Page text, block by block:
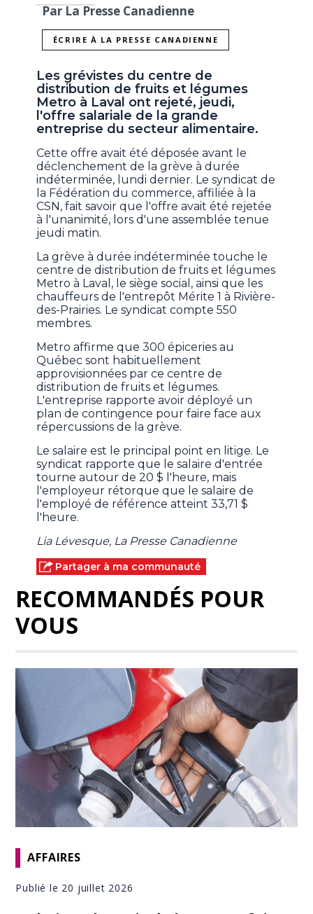
Par La Presse Canadienne
ÉCRIRE À LA PRESSE CANADIENNE
Les grévistes du centre de
distribution de fruits et légumes
Metro à Laval ont rejeté, jeudi,
l'offre salariale de la grande
entreprise du secteur alimentaire.
Cette offre avait été déposée avant le
déclenchement de la grève à durée
indéterminée, lundi dernier. Le syndicat de
la Fédération du commerce, affiliée à la
CSN, fait savoir que l'offre avait été rejetée
à l'unanimité, lors d'une assemblée tenue
jeudi matin.
La grève à durée indéterminée touche le
centre de distribution de fruits et légumes
Metro à Laval, le siège social, ainsi que les
chauffeurs de l'entrepôt Mérite 1 à Rivière-
des-Prairies. Le syndicat compte 550
membres.
Metro affirme que 300 épiceries au
Québec sont habituellement
approvisionnées par ce centre de
distribution de fruits et légumes.
L'entreprise rapporte avoir déployé un
plan de contingence pour faire face aux
répercussions de la grève.
Le salaire est le principal point en litige. Le
syndicat rapporte que le salaire d'entrée
tourne autour de 20 $ l'heure, mais
l'employeur rétorque que le salaire de
l'employé de référence atteint 33,71 $
l'heure.
Lia Lévesque, La Presse Canadienne
Partager à ma communauté
RECOMMANDÉS POUR
VOUS
AFFAIRES
Publié le 20 juillet 2026